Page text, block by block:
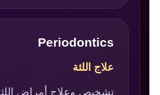
Periodontics
علاج اللثة
تشخيص وعلاج أمراض